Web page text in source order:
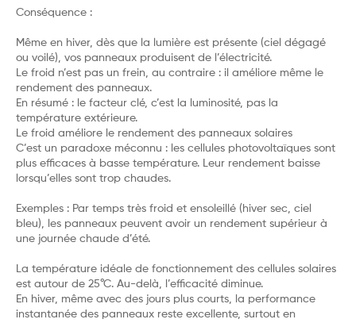
Conséquence :
Même en hiver, dès que la lumière est présente (ciel dégagé
ou voilé), vos panneaux produisent de l’électricité.
Le froid n’est pas un frein, au contraire : il améliore même le
rendement des panneaux.
En résumé : le facteur clé, c’est la luminosité, pas la
température extérieure.
Le froid améliore le rendement des panneaux solaires
C’est un paradoxe méconnu : les cellules photovoltaïques sont
plus efficaces à basse température. Leur rendement baisse
lorsqu’elles sont trop chaudes.
Exemples : Par temps très froid et ensoleillé (hiver sec, ciel
bleu), les panneaux peuvent avoir un rendement supérieur à
une journée chaude d’été.
La température idéale de fonctionnement des cellules solaires
est autour de 25°C. Au-delà, l’efficacité diminue.
En hiver, même avec des jours plus courts, la performance
instantanée des panneaux reste excellente, surtout en